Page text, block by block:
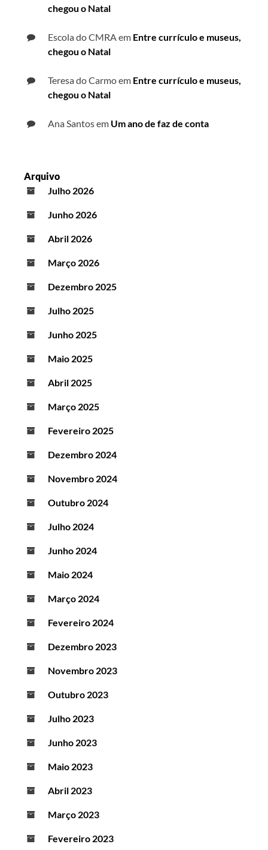
chegou o Natal
Escola do CMRA em Entre currículo e museus,
chegou o Natal
Teresa do Carmoem Entre currículo e museus,
chegou o Natal
Ana Santosem Um ano de faz de conta
Arquivo
Julho 2026
Junho 2026
Abril 2026
Março 2026
Dezembro 2025
Julho 2025
Junho 2025
Maio 2025
Abril 2025
Março 2025
Fevereiro 2025
Dezembro 2024
Novembro 2024
Outubro 2024
Julho 2024
Junho 2024
Maio 2024
Março 2024
Fevereiro 2024
Dezembro 2023
Novembro 2023
Outubro 2023
Julho 2023
Junho 2023
Maio 2023
Abril 2023
Março 2023
Fevereiro 2023